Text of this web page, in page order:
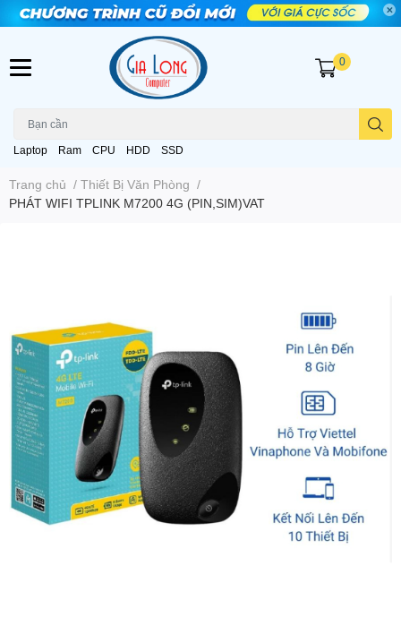
Laptop Ram CPU HDD SSD
0
Trang chủ / Thiết Bị Văn Phòng /
PHÁT WIFI TPLINK M7200 4G (PIN,SIM)VAT